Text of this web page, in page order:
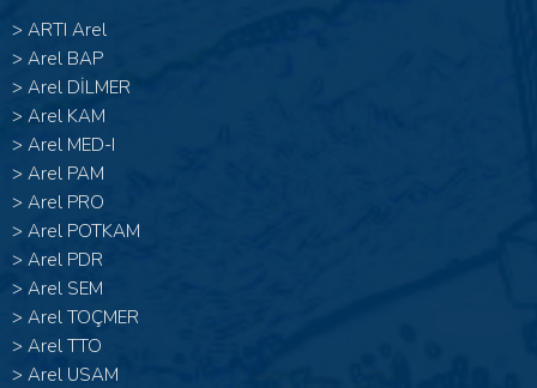
> ARTI Arel
> Arel BAP
> Arel DİLMER
> Arel KAM
> Arel MED-I
> Arel PAM
> Arel PRO
> Arel POTKAM
> Arel PDR
> Arel SEM
> Arel TOÇMER
> Arel TTO
> Arel USAM